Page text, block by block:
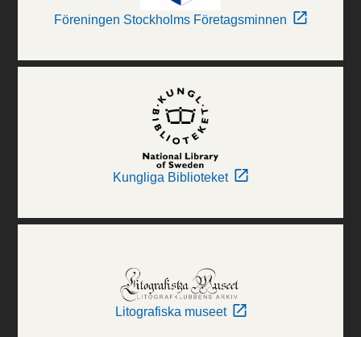
Föreningen Stockholms Företagsminnen
Kungliga Biblioteket
Litografiska museet